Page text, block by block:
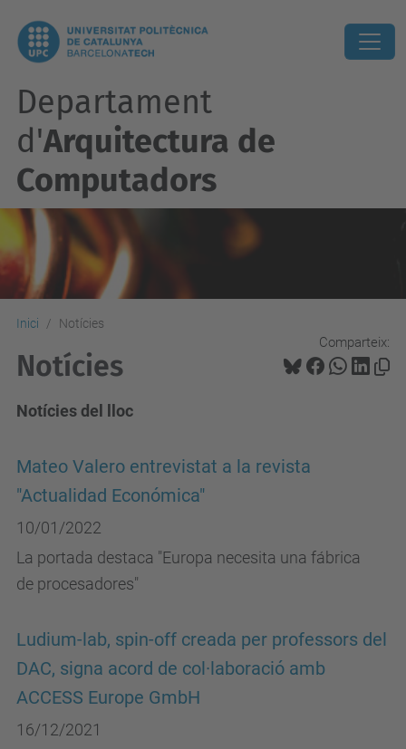
Departament
d'Arquitectura de
Computadors
Inici Notícies
Comparteix:
Notícies
Notícies del lloc
Mateo Valero entrevistat a la revista
"Actualidad Económica"
10/01/2022
La portada destaca "Europa necesita una fábrica
de procesadores"
Ludium-lab, spin-off creada per professors del
DAC, signa acord de col·laboració amb
ACCESS Europe GmbH
16/12/2021